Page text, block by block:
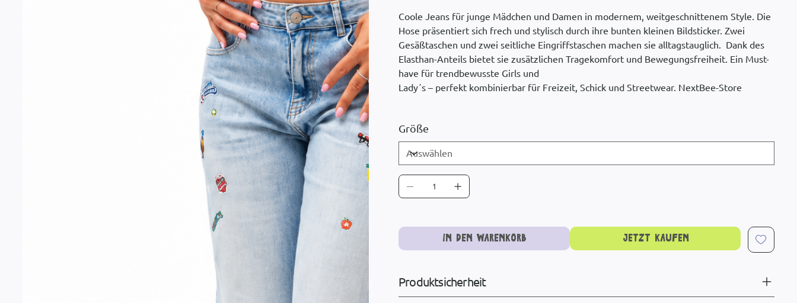
Coole Jeans für junge Mädchen und Damen in modernem, weitgeschnittenem Style. Die
Hose präsentiert sich frech und stylisch durch ihre bunten kleinen Bildsticker. Zwei
Gesäßtaschen und zwei seitliche Eingriffstaschen machen sie alltagstauglich. Dank des
Elasthan-Anteils bietet sie zusätzlichen Tragekomfort und Bewegungsfreiheit. Ein Must-
have für trendbewusste Girls und
Lady´s – perfekt kombinierbar für Freizeit, Schick und Streetwear. NextBee-Store
Größe
In den Warenkorb Jetzt kaufen
Produktsicherheit